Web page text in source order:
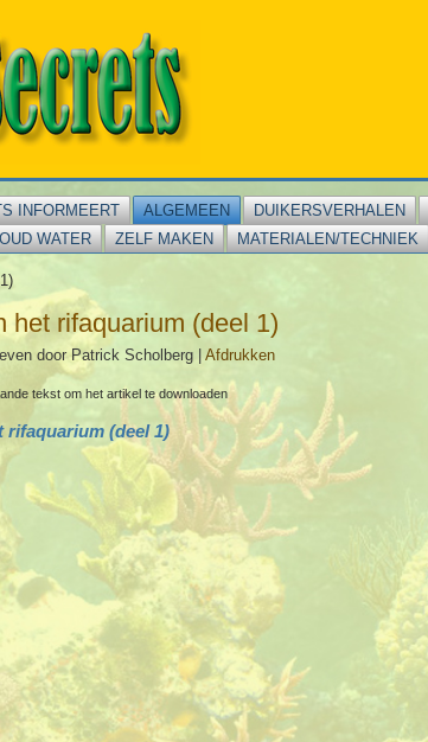
INFORMEERT ALGEMEEN DUIKERSVERHALEN
WATER ZELF MAKEN MATERIALEN/TECHNIEK
het rifaquarium (deel 1)
door Patrick Scholberg |Afdrukken
tekst om het artikel te downloaden
rifaquarium (deel 1)